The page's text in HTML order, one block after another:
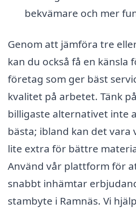
bekvämare och mer
Genom att jämföra tre
kan du också få en känsla
företag som ger bäst
kvalitet på arbetet. Tänk
billigaste alternativet inte
bästa; ibland kan det vara
lite extra för bättre
Använd vår plattform för
snabbt inhämtar
stambyte i Ramnäs. Vi